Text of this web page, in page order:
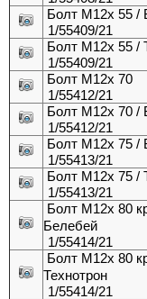
Болт М12х 55 /
1/55409/21
Болт М12х 55 /
1/55409/21
Болт М12х 70
1/55412/21
Болт М12х 70 /
1/55412/21
Болт М12х 75 /
1/55413/21
Болт М12х 75 /
1/55413/21
Болт М12х 80
Белебей
1/55414/21
Болт М12х 80
Технотрон
1/55414/21